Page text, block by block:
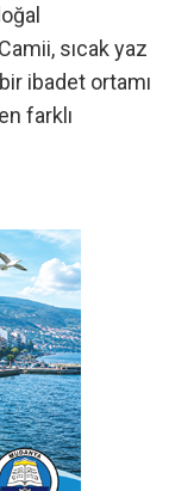
sıcak yaz
ibadet ortamı
farklı